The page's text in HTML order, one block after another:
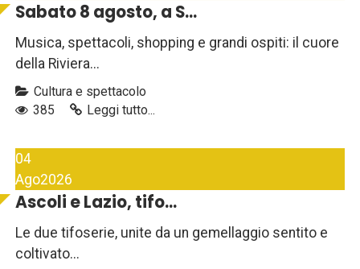
Sabato 8 agosto, a S...
Musica, spettacoli, shopping e grandi ospiti: il cuore
della Riviera...
Cultura e spettacolo
385
Leggi tutto...
04
Ago2026
Ascoli e Lazio, tifo...
Le due tifoserie, unite da un gemellaggio sentito e
coltivato...